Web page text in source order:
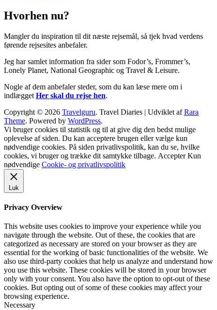
Hvorhen nu?
Mangler du inspiration til dit næste rejsemål, så tjek hvad verdens
førende rejsesites anbefaler.
Jeg har samlet information fra sider som Fodor’s, Frommer’s,
Lonely Planet, National Geographic og Travel & Leisure.
Nogle af dem anbefaler steder, som du kan læse mere om i
indlægget Her skal du rejse hen.
Copyright © 2026 Travelguru. Travel Diaries | Udviklet afRara
Theme. Powered by WordPress.
Vi bruger cookies til statistik og til at give dig den bedst mulige
oplevelse af siden. Du kan acceptere brugen eller vælge kun
nødvendige cookies. På siden privatlivspolitik, kan du se, hvilke
cookies, vi bruger og trække dit samtykke tilbage. Accepter Kun
nødvendige Cookie- og privatlivspolitik
Luk
Privacy Overview
This website uses cookies to improve your experience while you
navigate through the website. Out of these, the cookies that are
categorized as necessary are stored on your browser as they are
essential for the working of basic functionalities of the website. We
also use third-party cookies that help us analyze and understand how
you use this website. These cookies will be stored in your browser
only with your consent. You also have the option to opt-out of these
cookies. But opting out of some of these cookies may affect your
browsing experience.
Necessary